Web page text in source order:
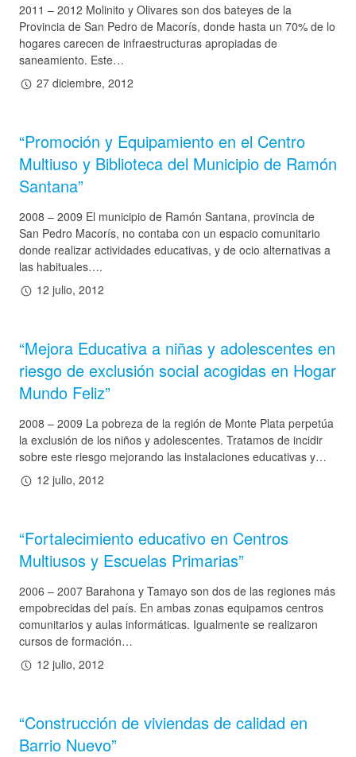
2011 – 2012 Molinito y Olivares son dos bateyes de la
Provincia de San Pedro de Macorís, donde hasta un 70% de lo
hogares carecen de infraestructuras apropiadas de
saneamiento. Este…
27 diciembre, 2012
“Promoción y Equipamiento en el Centro
Multiuso y Biblioteca del Municipio de Ramón
Santana”
2008 – 2009 El municipio de Ramón Santana, provincia de
San Pedro Macorís, no contaba con un espacio comunitario
donde realizar actividades educativas, y de ocio alternativas a
las habituales….
12 julio, 2012
“Mejora Educativa a niñas y adolescentes en
riesgo de exclusión social acogidas en Hogar
Mundo Feliz”
2008 – 2009 La pobreza de la región de Monte Plata perpetúa
la exclusión de los niños y adolescentes. Tratamos de incidir
sobre este riesgo mejorando las instalaciones educativas y…
12 julio, 2012
“Fortalecimiento educativo en Centros
Multiusos y Escuelas Primarias”
2006 – 2007 Barahona y Tamayo son dos de las regiones más
empobrecidas del país. En ambas zonas equipamos centros
comunitarios y aulas informáticas. Igualmente se realizaron
cursos de formación…
12 julio, 2012
“Construcción de viviendas de calidad en
Barrio Nuevo”